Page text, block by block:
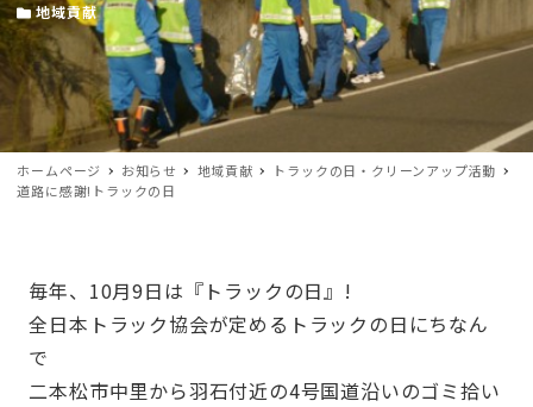
地域貢献
ホームページ お知らせ 地域貢献
トラックの日・クリーンアップ活動
道路に感謝!トラックの日
毎年、10月9日は『トラックの日』!
全日本トラック協会が定めるトラックの日にちなん
で
二本松市中里から羽石付近の4号国道沿いのゴミ拾い